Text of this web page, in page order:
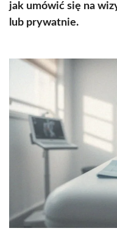
jak umówić się na
lub prywatnie.